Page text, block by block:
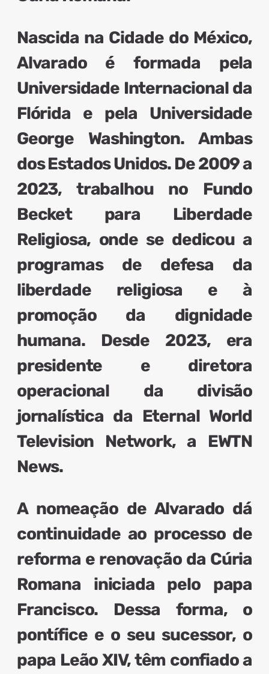
Nascida na Cidade do México,
Alvarado éformada pela
Universidade Internacional da
Flórida e pela Universidade
George Washington. Ambas
dos Estados Unidos. De 2009 a
2023, trabalhou no Fundo
Becket para Liberdade
Religiosa, onde se dedicou a
programas de defesa da
liberdade religiosa e à
promoção da dignidade
humana. Desde 2023, era
presidente e diretora
operacional da divisão
jornalística da Eternal World
Television Network, a EWTN
News.
A nomeação de Alvarado dá
continuidade ao processo de
reforma e renovação da Cúria
Romana iniciada pelo papa
Francisco. Dessa forma, o
pontífice e o seu sucessor, o
papa Leão XIV, têm confiado a